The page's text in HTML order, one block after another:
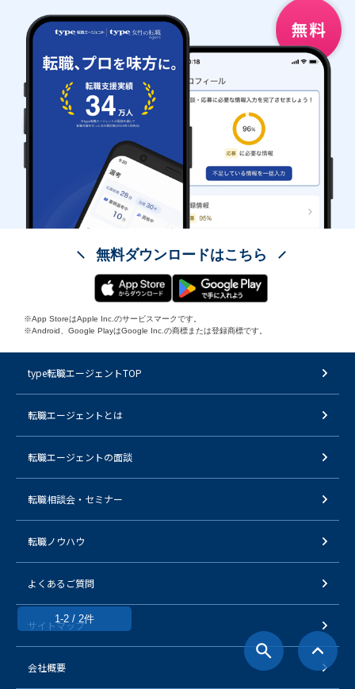
1-2 / 2件
無料ダウンロードはこちら
※App StoreはApple Inc.のサービスマークです。
※Android、Google PlayはGoogle Inc.の商標または登録商標です。
type転職エージェントTOP
転職エージェントとは
転職エージェントの面談
転職相談会・セミナー
転職ノウハウ
よくあるご質問
サイトマップ
会社概要